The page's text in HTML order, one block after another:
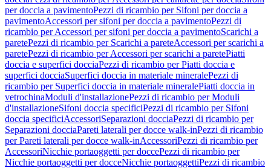
per doccia a pavimentoPezzi di ricambio per Sifoni per doccia a
pavimentoAccessori per sifoni per doccia a pavimentoPezzi di
ricambio per Accessori per sifoni per doccia a pavimentoScarichi a
paretePezzi di ricambio per Scarichi a pareteAccessori per scarichi a
paretePezzi di ricambio per Accessori per scarichi a paretePiatti
doccia e superfici docciaPezzi di ricambio per Piatti doccia e
superfici docciaSuperfici doccia in materiale mineralePezzi di
ricambio per Superfici doccia in materiale mineralePiatti doccia in
vetrochinaModuli d'installazionePezzi di ricambio per Moduli
d'installazioneSifoni doccia specificiPezzi di ricambio per Sifoni
doccia specificiAccessoriSeparazioni docciaPezzi di ricambio per
Separazioni docciaPareti laterali per docce walk-inPezzi di ricambio
per Pareti laterali per docce walk-inAccessoriPezzi di ricambio per
AccessoriNicchie portaoggetti per doccePezzi di ricambio per
Nicchie portaoggetti per docceNicchie portaoggettiPezzi di ricambio